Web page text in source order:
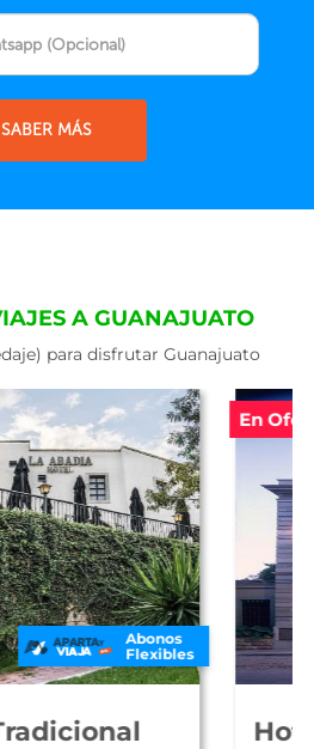
SABER MÁS
A GUANAJUATO
para disfrutar Guanajuato
Abonos
Flexibles
Cristina